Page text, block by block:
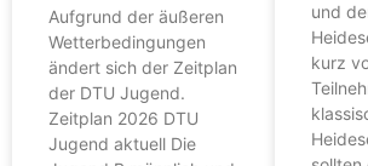
Aufgrund der äußeren
Wetterbedingungen
ändert sich der Zeitplan
der DTU Jugend.
Zeitplan 2026 DTU
Jugend aktuell Die
und
kurz